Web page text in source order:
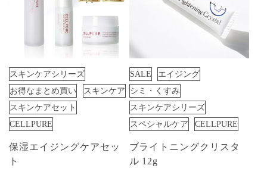
スキンケアシリーズ
お得なまとめ買い
スキンケア
スキンケアセット
CELLPURE
保湿エイジングケアセッ
ト
SALE
エイジング
シミ・くすみ
スキンケアシリーズ
スペシャルケア
CELLPURE
ブライトニングクリスタ
ル 12g